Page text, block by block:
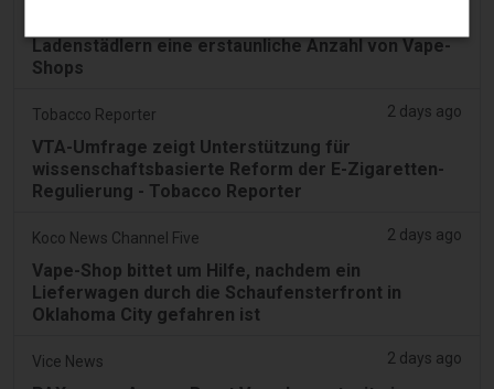
Ladenstädlern eine erstaunliche Anzahl von Vape-
Shops
Tobacco Reporter 2 days ago
VTA-Umfrage zeigt Unterstützung für
wissenschaftsbasierte Reform der E-Zigaretten-
Regulierung - Tobacco Reporter
Koco News Channel Five 2 days ago
Vape-Shop bittet um Hilfe, nachdem ein
Lieferwagen durch die Schaufensterfront in
Oklahoma City gefahren ist
Vice News 2 days ago